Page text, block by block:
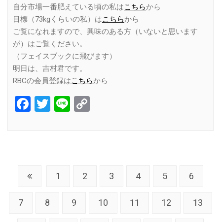
自分市場一番肥えている頃の私はこちらから
目標（73kgくらいの私）はこちらから
ご覧になれますので、興味のある方（いないと思います
が）はご覧ください。
（フェイスブックに飛びます）
明日は、吉村君です。
RBCの会員登録はこちらから
Facebook
Twitter
Line
1 2 3 4 5 6
7 8 9 10 11 12 13